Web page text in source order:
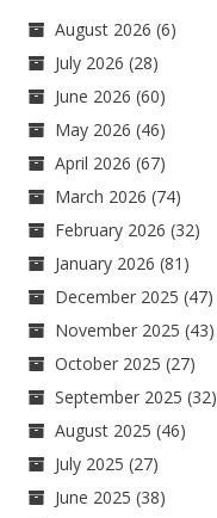
August 2026 (6)
July 2026 (28)
June 2026 (60)
May 2026 (46)
April 2026 (67)
March 2026 (74)
February 2026 (32)
January 2026 (81)
December 2025 (47)
November 2025 (43)
October 2025 (27)
September 2025 (32)
August 2025 (46)
July 2025 (27)
June 2025 (38)